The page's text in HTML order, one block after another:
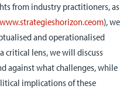
from industry practitioners, as
), we
and operationalised
critical lens, we will discuss
against what challenges, while
implications of these